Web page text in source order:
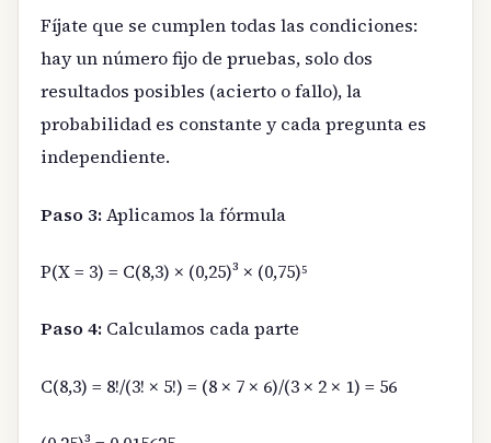
Fíjate que se cumplen todas las condiciones:
hay un número fijo de pruebas, solo dos
resultados posibles (acierto o fallo), la
probabilidad es constante y cada pregunta es
independiente.
Paso 3:Aplicamos la fórmula
P(X = 3) = C(8,3) × (0,25)³ × (0,75)⁵
Paso 4: Calculamos cada parte
C(8,3) = 8!/(3! × 5!) = (8 × 7 × 6)/(3 × 2 × 1) = 56